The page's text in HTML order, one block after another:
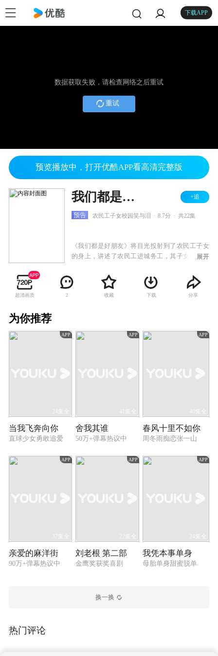
下载APP
数据获取失败，请检查网络之后重试
重试
预览播放中，打开优酷APP看高清完整版
我们都是好朋友 +追
预告 农民工子女校园笑与泪 8.7分 共22集
《我们都是好朋友》将目光投射到了农民工子女
的身上，讲述了农民工进城务工，其子女来城市
通，最终成为好朋友的动人故事。
展开
超清画质 2 收藏 下载 分享
为你推荐
APP
24集全
当我飞奔向你
直球少女勇敢追爱
APP
41集全
舍我其谁
50万+弹幕热议中
APP
40集全
春风十里不如你
周冬雨痴恋张一山
APP
37集全
亲爱的麻洋街
90万+弹幕热议中
APP
22集全
刘老根 第二部
金鹰奖获奖喜剧
APP
24集全
我凭本事单身
母胎单身甜蜜脱单
换一换
热门评论